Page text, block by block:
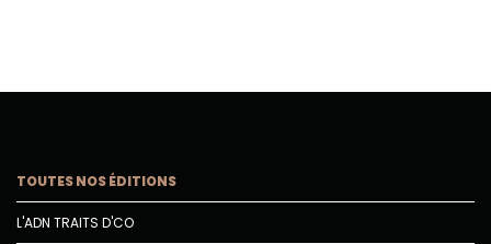
TOUTES NOS ÉDITIONS
L'ADN TRAITS D'CO